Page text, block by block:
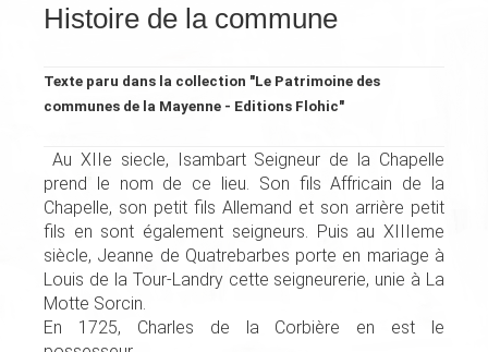
Histoire de la commune
Texte paru dans la collection "Le Patrimoine des
communes de la Mayenne - Editions Flohic"
Au XIIe siecle, Isambart Seigneur de la Chapelle
prend le nom de ce lieu. Son fils Affricain de la
Chapelle, son petit fils Allemand et son arrière petit
fils en sont également seigneurs. Puis au XIIIeme
siècle, Jeanne de Quatrebarbes porte en mariage à
Louis de la Tour-Landry cette seigneurerie, unie à La
Motte Sorcin.
En 1725, Charles de la Corbière en est le